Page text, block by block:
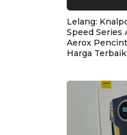
Lelang:
Speed Series
Aerox
Harga